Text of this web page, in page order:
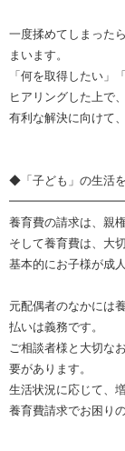
一度揉めてしまった
まいます。
「何を取得したい」
ヒアリングした上で
有利な解決に向けて
◆「子ども」の生活
養育費の請求は、親
そして養育費は、大
基本的にお子様が成
元配偶者のなかには
払いは義務です。
ご相談者様と大切な
要があります。
生活状況に応じて、
養育費請求でお困り